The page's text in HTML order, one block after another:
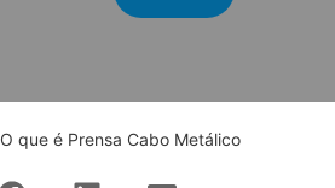
O que é Prensa Cabo Metálico